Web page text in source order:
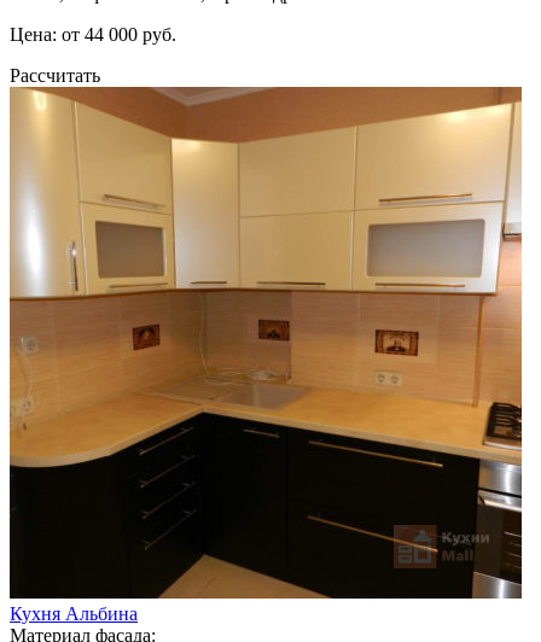
Цена: от 44 000 руб.
Рассчитать
Кухня Альбина
Материал фасада: